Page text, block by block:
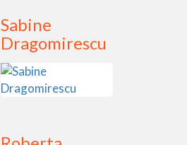
Sabine
Dragomirescu